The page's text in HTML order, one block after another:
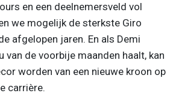
en een deelnemersveld vol
we mogelijk de sterkste Giro
afgelopen jaren. En als Demi
van de voorbije maanden haalt, kan
worden van een nieuwe kroon op
carrière.